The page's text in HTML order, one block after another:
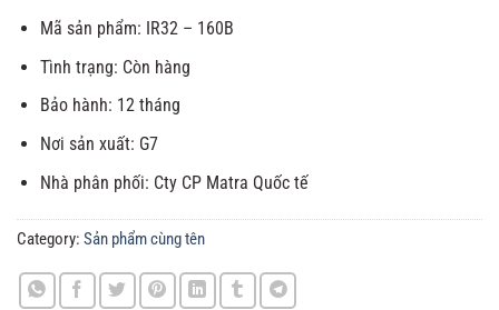
Mã sản phẩm: IR32 – 160B
Tình trạng: Còn hàng
Bảo hành: 12 tháng
Nơi sản xuất: G7
Nhà phân phối: Cty CP Matra Quốc tế
Category: Sản phẩm cùng tên